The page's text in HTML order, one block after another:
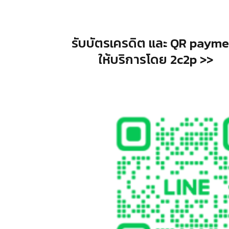
รับบัตรเครดิต และ QR
ให้บริการโดย 2c2p >>